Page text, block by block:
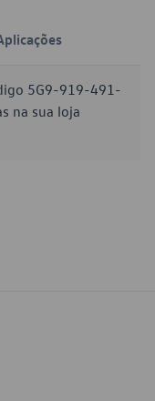
5G9-919-491-
na sua loja